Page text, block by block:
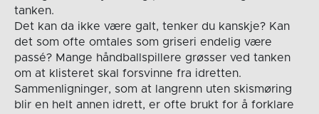
tanken.
Det kan da ikke være galt, tenker du kanskje? Kan
det som ofte omtales som griseri endelig være
passé? Mange håndballspillere grøsser ved tanken
om at klisteret skal forsvinne fra idretten.
Sammenligninger, som at langrenn uten skismøring
blir en helt annen idrett, er ofte brukt for å forklare